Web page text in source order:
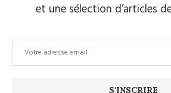
et une sélection d’articles